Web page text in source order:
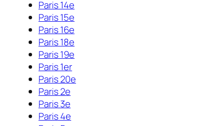
Paris 14e
Paris 15e
Paris 16e
Paris 18e
Paris 19e
Paris 1er
Paris 20e
Paris 2e
Paris 3e
Paris 4e